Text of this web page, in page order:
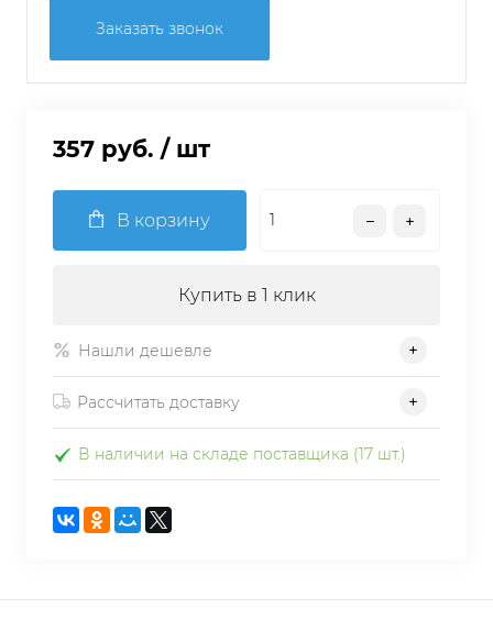
Заказать звонок
357 руб. / шт
В корзину
Купить в 1 клик
Нашли дешевле
Рассчитать доставку
В наличии на складе поставщика (17 шт.)